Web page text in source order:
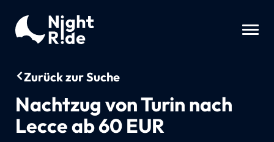
Zurück zur Suche
Nachtzug von Turin nach
Lecce ab 60 EUR